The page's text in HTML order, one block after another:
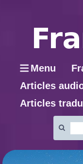
Menu
Articles
Articles
: